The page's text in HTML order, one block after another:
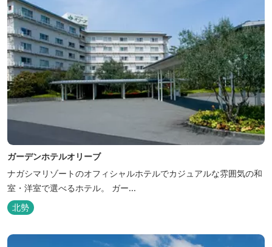
ガーデンホテルオリーブ
ナガシマリゾートのオフィシャルホテルでカジュアルな雰囲気の和
室・洋室で選べるホテル。 ガー...
北勢